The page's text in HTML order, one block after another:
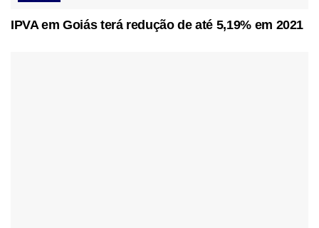
IPVA em Goiás terá redução de até 5,19% em 2021